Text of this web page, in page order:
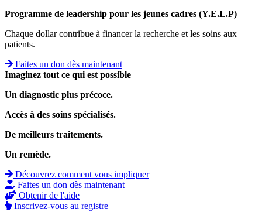
Programme de leadership pour les jeunes cadres (Y.E.L.P)
Chaque dollar contribue à financer la recherche et les soins aux
patients.
Faites un don dès maintenant
Imaginez tout ce qui est possible
Un diagnostic plus précoce.
Accès à des soins spécialisés.
De meilleurs traitements.
Un remède.
Découvrez comment vous impliquer
Faites un don dès maintenant
Obtenir de l'aide
Inscrivez-vous au registre